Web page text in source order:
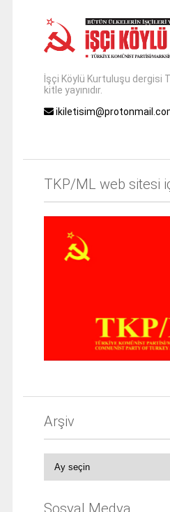
İşçi Köylü Kurtuluşu dergisi
kitle yayınıdır.
TKP/ML web sitesi
Arşiv
Sosyal Medya